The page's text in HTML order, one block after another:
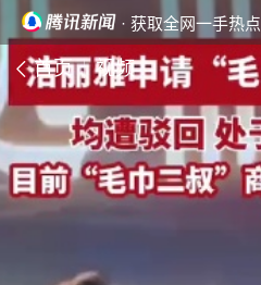
· 获取全网一手热点
首页 视频